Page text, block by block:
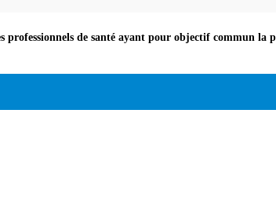
de santé ayant pour objectif commun la